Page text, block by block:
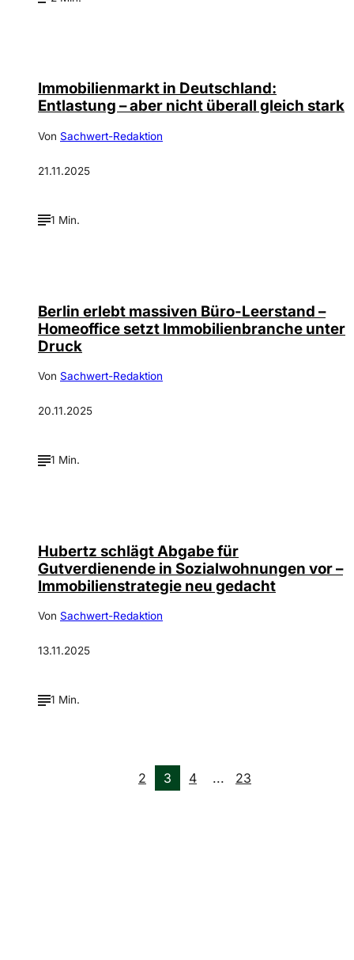
Immobilienmarkt in Deutschland:
Entlastung – aber nicht überall gleich stark
Von Sachwert-Redaktion
21.11.2025
1 Min.
Berlin erlebt massiven Büro-Leerstand –
Homeoffice setzt Immobilienbranche unter
Druck
Von Sachwert-Redaktion
20.11.2025
1 Min.
Hubertz schlägt Abgabe für
Gutverdienende in Sozialwohnungen vor –
Immobilienstrategie neu gedacht
Von Sachwert-Redaktion
13.11.2025
1 Min.
2 3 4 ... 23